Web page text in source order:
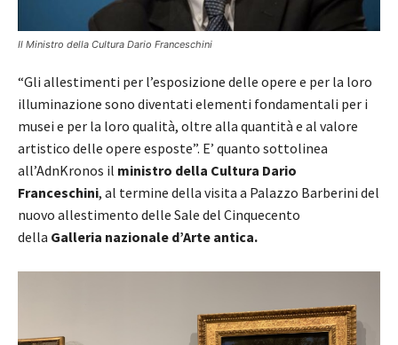
Il Ministro della Cultura Dario Franceschini
“Gli allestimenti per l’esposizione delle opere e per la loro
illuminazione sono diventati elementi fondamentali per i
musei e per la loro qualità, oltre alla quantità e al valore
artistico delle opere esposte”. E’ quanto sottolinea
all’AdnKronos il ministro della Cultura Dario
Franceschini, al termine della visita a Palazzo Barberini del
nuovo allestimento delle Sale del Cinquecento
della Galleria nazionale d’Arte antica.